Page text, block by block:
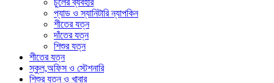
চুলের ব্যবহার
প্যাড ও স্যানিটারি ন্যাপকিন
শীতের যত্ন
দাঁতের যত্ন
শিশুর যত্ন
শীতের যত্ন
স্কুল,অফিস ও স্টেশনারি
শিশুর যত্ন ও খাবার